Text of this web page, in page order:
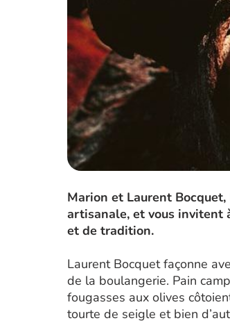
Marion et Laurent
artisanale, et vous invitent
et de tradition.
Laurent Bocquet façonne
de la boulangerie. Pain
fougasses aux olives
tourte de seigle et bien